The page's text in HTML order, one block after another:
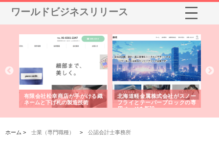
ワールドビジネスリリース
有限会社松幸商店が手がける織
ネームと下げ札の製造技術
北海道軽金属株式会社がスノー
フライとテーパーブロックの専
用ページを新設
ホーム >士業（専門職種） >公認会計士事務所